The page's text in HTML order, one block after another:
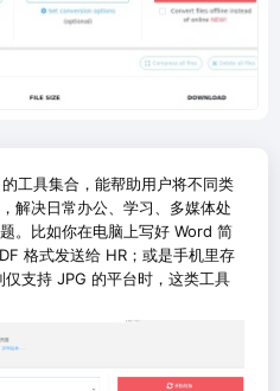
的工具集合，能帮助用户将不同类
解决日常办公、学习、多媒体处
。比如你在电脑上写好 Word 简
格式发送给 HR；或是手机里存
支持 JPG 的平台时，这类工具